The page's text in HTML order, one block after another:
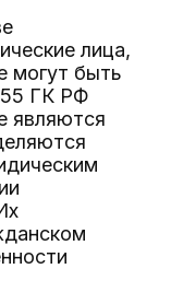
лица,
могут быть
55 ГК РФ
являются